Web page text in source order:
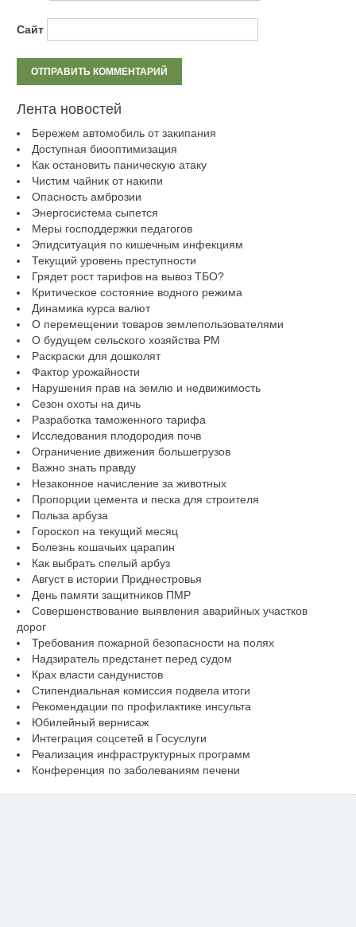
Сайт
Лента новостей
Бережем автомобиль от закипания
Доступная биооптимизация
Как остановить паническую атаку
Чистим чайник от накипи
Опасность амброзии
Энергосистема сыпется
Меры господдержки педагогов
Эпидситуация по кишечным инфекциям
Текущий уровень преступности
Грядет рост тарифов на вывоз ТБО?
Критическое состояние водного режима
Динамика курса валют
О перемещении товаров землепользователями
О будущем сельского хозяйства РМ
Раскраски для дошколят
Фактор урожайности
Нарушения прав на землю и недвижимость
Сезон охоты на дичь
Разработка таможенного тарифа
Исследования плодородия почв
Ограничение движения большегрузов
Важно знать правду
Незаконное начисление за животных
Пропорции цемента и песка для строителя
Польза арбуза
Гороскоп на текущий месяц
Болезнь кошачьих царапин
Как выбрать спелый арбуз
Август в истории Приднестровья
День памяти защитников ПМР
Совершенствование выявления аварийных участков
дорог
Требования пожарной безопасности на полях
Надзиратель предстанет перед судом
Крах власти сандунистов
Стипендиальная комиссия подвела итоги
Рекомендации по профилактике инсульта
Юбилейный вернисаж
Интеграция соцсетей в Госуслуги
Реализация инфраструктурных программ
Конференция по заболеваниям печени